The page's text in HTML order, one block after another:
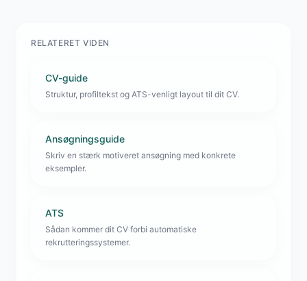
RELATERET VIDEN
CV-guide
Struktur, profiltekst og ATS-venligt layout til dit CV.
Ansøgningsguide
Skriv en stærk motiveret ansøgning med konkrete
eksempler.
ATS
Sådan kommer dit CV forbi automatiske
rekrutteringssystemer.